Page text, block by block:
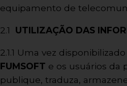
equipamento de
2.1 UTILIZAÇÃO DAS
2.1.1 Uma vez
FUMSOFT e os usuários da
publique, traduza,